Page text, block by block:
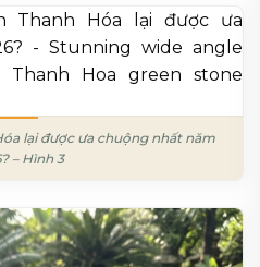
lại được ưa chuộng nhất năm
– Hình 3